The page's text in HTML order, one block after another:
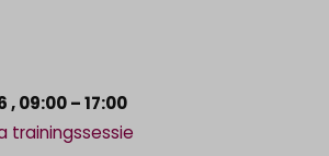
,09:00– 17:00
trainingssessie